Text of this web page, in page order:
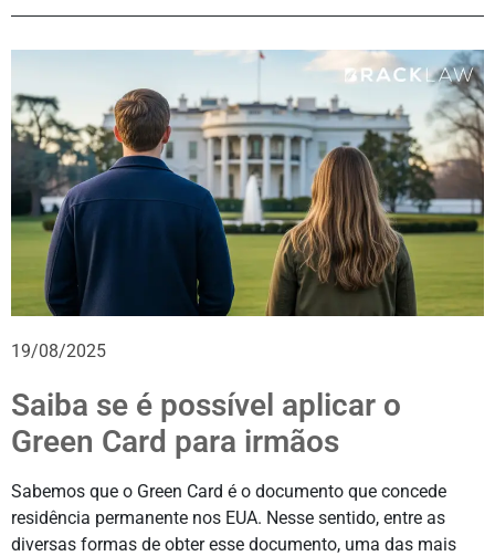
19/08/2025
Saiba se é possível aplicar o
Green Card para irmãos
Sabemos que o Green Card é o documento que concede
residência permanente nos EUA. Nesse sentido, entre as
diversas formas de obter esse documento, uma das mais